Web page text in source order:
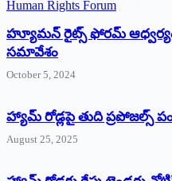
హ్యూమన్‌ రైట్స్‌ ఫోరమ్‌
సమావేశం
October 5, 2024
హ్యామ్‌ రోడ్లపై తుది ప్రపోజల్స్‌
August 25, 2025